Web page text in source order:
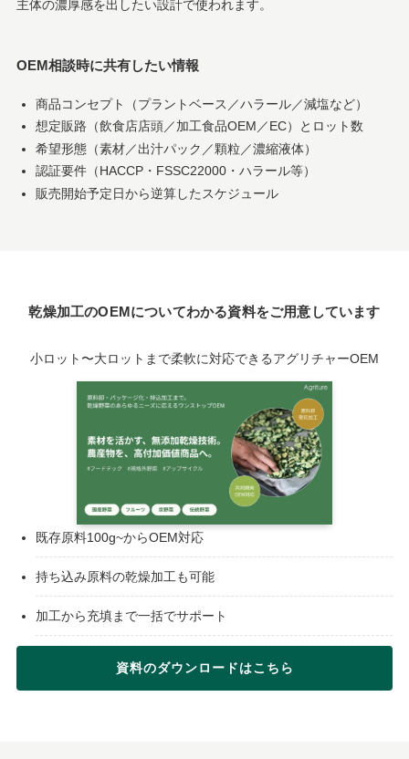
主体の濃厚感を出したい設計で使われます。
OEM相談時に共有したい情報
商品コンセプト（プラントベース／ハラール／減塩など）
想定販路（飲食店店頭／加工食品OEM／EC）とロット数
希望形態（素材／出汁パック／顆粒／濃縮液体）
認証要件（HACCP・FSSC22000・ハラール等）
販売開始予定日から逆算したスケジュール
乾燥加工のOEMについてわかる資料をご用意しています
小ロット〜大ロットまで柔軟に対応できるアグリチャーOEM
既存原料100g~からOEM対応
持ち込み原料の乾燥加工も可能
加工から充填まで一括でサポート
資料のダウンロードはこちら